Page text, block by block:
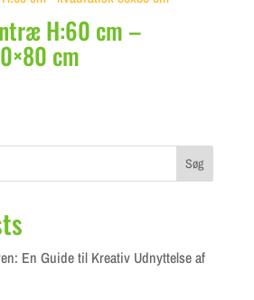
H:60 cm –
cm
Søg
En Guide til Kreativ Udnyttelse af